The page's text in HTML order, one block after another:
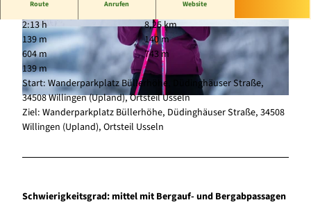
© Tourist-Information Willingen, David Heise |CC-BY-SA
© Wintersport-Arena Sauerland, Stephan Peter
s | CC-BY-SA
© Tourist-Information Willingen, David Heise |
CC-BY-SA
Route Anrufen Website
2:13 h
8,25 km
139 m
140 m
604 m
743 m
139 m
Start: Wanderparkplatz Büllerhöhe, Düdinghäuser Straße,
34508 Willingen (Upland), Ortsteil Usseln
Ziel: Wanderparkplatz Büllerhöhe, Düdinghäuser Straße, 34508
Willingen (Upland), Ortsteil Usseln
Schwierigkeitsgrad: mittel mit Bergauf- und Bergabpassagen